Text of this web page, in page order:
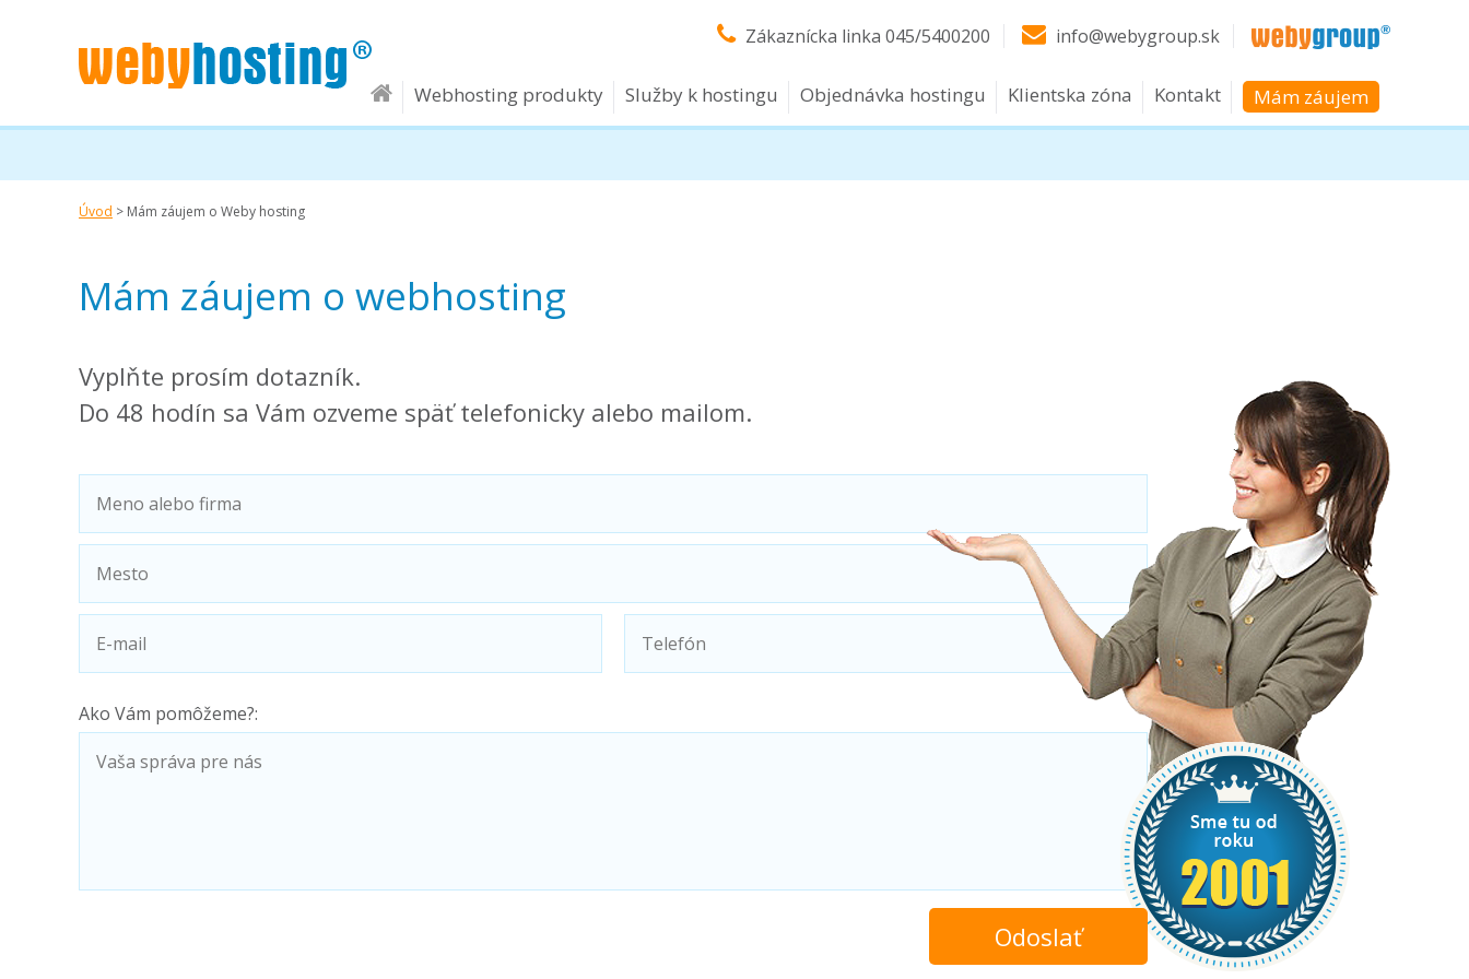
Zákaznícka linka 045/5400200 info@webygroup.sk
Webhosting produkty Služby k hostingu Objednávka hostingu Klientska zóna Kontakt Mám záujem
Úvod > Mám záujem o Weby hosting
Mám záujem o webhosting
Vyplňte prosím dotazník.
Do 48 hodín sa Vám ozveme späť telefonicky alebo mailom.
Ako Vám pomôžeme?: